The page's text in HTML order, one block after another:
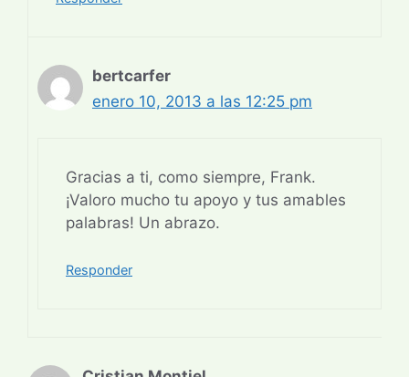
bertcarfer
enero 10, 2013 a las 12:25 pm
Gracias a ti, como siempre, Frank.
¡Valoro mucho tu apoyo y tus amables
palabras! Un abrazo.
Responder